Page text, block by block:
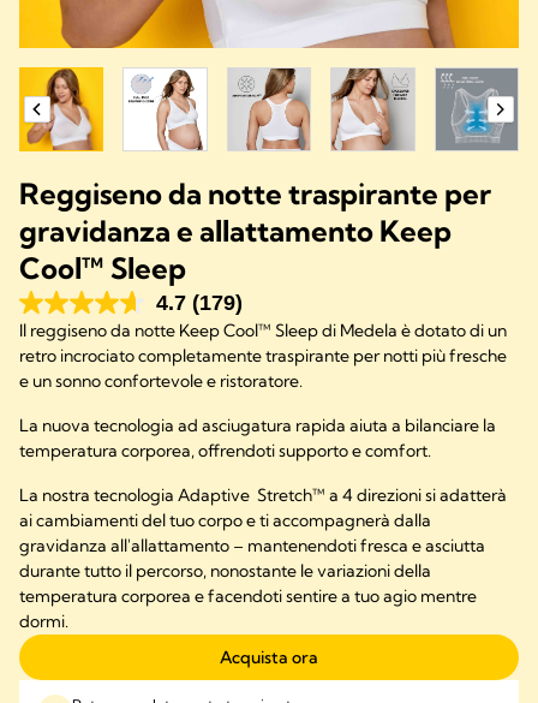
Reggiseno da notte traspirante per
gravidanza e allattamento Keep
Cool™ Sleep
4.7 (179)
Il reggiseno da notte Keep Cool™ Sleep di Medela è dotato di un
retro incrociato completamente traspirante per notti più fresche
e un sonno confortevole e ristoratore.
La nuova tecnologia ad asciugatura rapida aiuta a bilanciare la
temperatura corporea, offrendoti supporto e comfort.
La nostra tecnologia Adaptive Stretch™ a 4 direzioni si adatterà
ai cambiamenti del tuo corpo e ti accompagnerà dalla
gravidanza all'allattamento – mantenendoti fresca e asciutta
durante tutto il percorso, nonostante le variazioni della
temperatura corporea e facendoti sentire a tuo agio mentre
dormi.
Acquista ora